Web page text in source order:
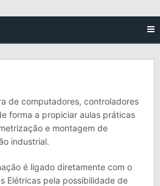
de computadores, controladores
forma a propiciar aulas práticas
e montagem de
industrial.
é ligado diretamente com o
Elétricas pela possibilidade de